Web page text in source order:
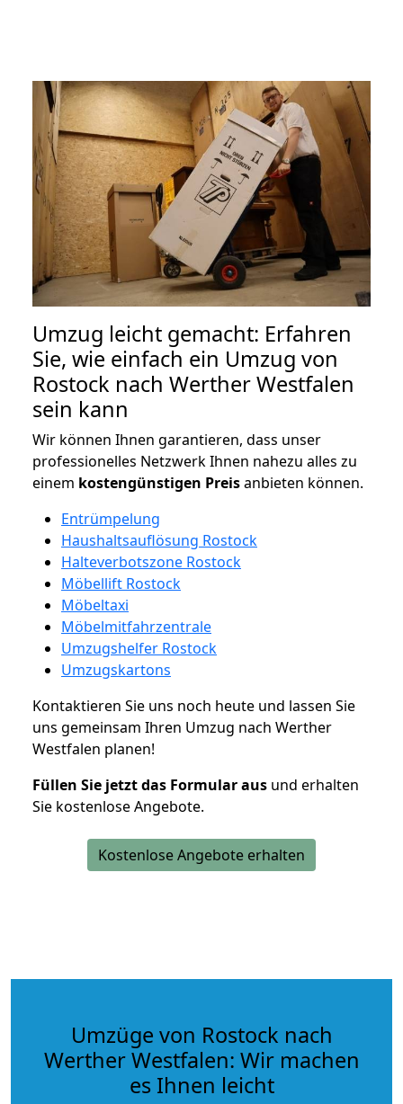
Umzug leicht gemacht: Erfahren
Sie, wie einfach ein Umzug von
Rostock nach Werther Westfalen
sein kann
Wir können Ihnen garantieren, dass unser
professionelles Netzwerk Ihnen nahezu alles zu
einem kostengünstigen Preisanbieten können.
Entrümpelung
Haushaltsauflösung Rostock
Halteverbotszone Rostock
Möbellift Rostock
Möbeltaxi
Möbelmitfahrzentrale
Umzugshelfer Rostock
Umzugskartons
Kontaktieren Sie uns noch heute und lassen Sie
uns gemeinsam Ihren Umzug nach Werther
Westfalen planen!
Füllen Sie jetzt das Formular aus und erhalten
Sie kostenlose Angebote.
Kostenlose Angebote erhalten
Umzüge von Rostock nach
Werther Westfalen: Wir machen
es Ihnen leicht